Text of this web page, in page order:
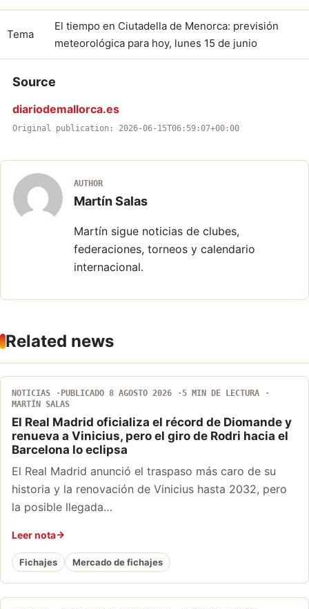
Tema
El tiempo en Ciutadella de Menorca: previsión
meteorológica para hoy, lunes 15 de junio
Source
diariodemallorca.es
Original publication: 2026-06-15T06:59:07+00:00
AUTHOR
Martín Salas
Martín sigue noticias de clubes,
federaciones, torneos y calendario
internacional.
Related news
NOTICIAS PUBLICADO 8 AGOSTO 2026
5 MIN DE LECTURA
MARTÍN SALAS
El Real Madrid oficializa el récord de Diomande y
renueva a Vinicius, pero el giro de Rodri hacia el
Barcelona lo eclipsa
El Real Madrid anunció el traspaso más caro de su
historia y la renovación de Vinicius hasta 2032, pero
la posible llegada…
Leer nota
Fichajes Mercado de fichajes